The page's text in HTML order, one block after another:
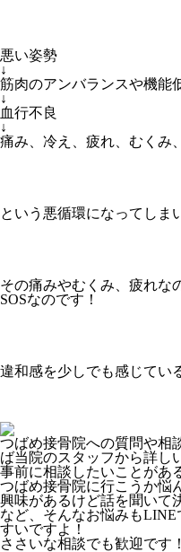
悪い姿勢
↓
筋肉のアンバランスや機能
↓
血行不良
↓
痛み、冷え、疲れ、むくみ
という悪循環になってしま
その痛みやむくみ、疲れな
SOSなのです！
違和感を少しでも感じてい
つばめ接骨院への質問や相
ば当院のスタッフから詳し
事前に相談したいことがあ
つばめ接骨院に行こうか悩
興味があるけど話を聞いて
など、そんなお悩みも
すいですよ！
ささいな相談でも歓迎です